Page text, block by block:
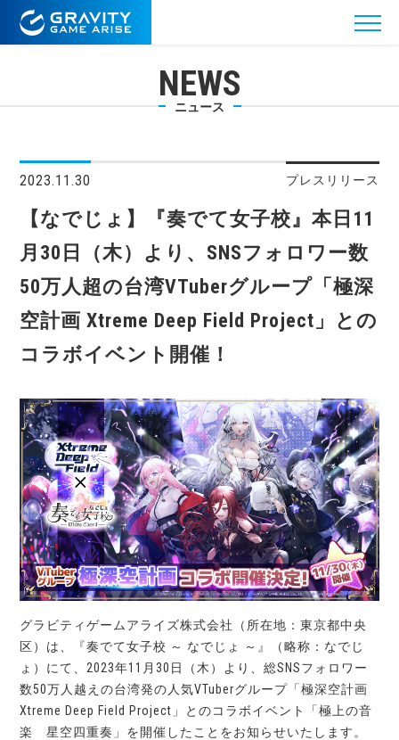
NEWS
ニュース
2023.11.30 プレスリリース
【なでじょ】『奏でて女子校』本日11
月30日（木）より、SNSフォロワー数
50万人超の台湾VTuberグループ「極深
空計画 Xtreme Deep Field Project」との
コラボイベント開催！
グラビティゲームアライズ株式会社（所在地：東京都中央
区）は、『奏でて女子校 ～ なでじょ ～』（略称：なでじ
ょ）にて、2023年11月30日（木）より、総SNSフォロワー
数50万人越えの台湾発の人気VTuberグループ「極深空計画
Xtreme Deep Field Project」とのコラボイベント「極上の音
楽 星空四重奏」を開催したことをお知らせいたします。